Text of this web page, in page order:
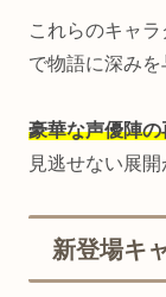
これらのキャ
で物語に深みを
豪華な声優陣の
見逃せない展開
新登場キ